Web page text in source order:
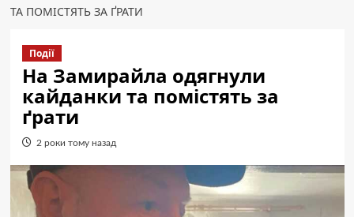
ТА ПОМІСТЯТЬ ЗА ҐРАТИ
Події
На Замирайла одягнули
кайданки та помістять за
ґрати
2 роки тому назад